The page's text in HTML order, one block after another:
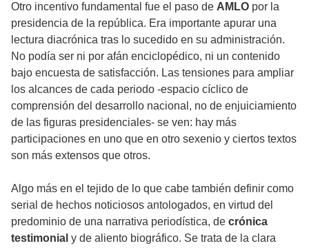
Otro incentivo fundamental fue el paso de AMLO por la
presidencia de la república. Era importante apurar una
lectura diacrónica tras lo sucedido en su administración.
No podía ser ni por afán enciclopédico, ni un contenido
bajo encuesta de satisfacción. Las tensiones para ampliar
los alcances de cada periodo -espacio cíclico de
comprensión del desarrollo nacional, no de enjuiciamiento
de las figuras presidenciales- se ven: hay más
participaciones en uno que en otro sexenio y ciertos textos
son más extensos que otros.
Algo más en el tejido de lo que cabe también definir como
serial de hechos noticiosos antologados, en virtud del
predominio de una narrativa periodística, de crónica
testimonial y de aliento biográfico. Se trata de la clara